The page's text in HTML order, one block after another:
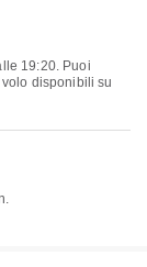
disponibili su